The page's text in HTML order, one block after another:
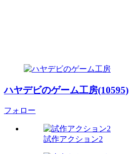
ハヤデビのゲーム工房(10595)
フォロー
試作アクション2